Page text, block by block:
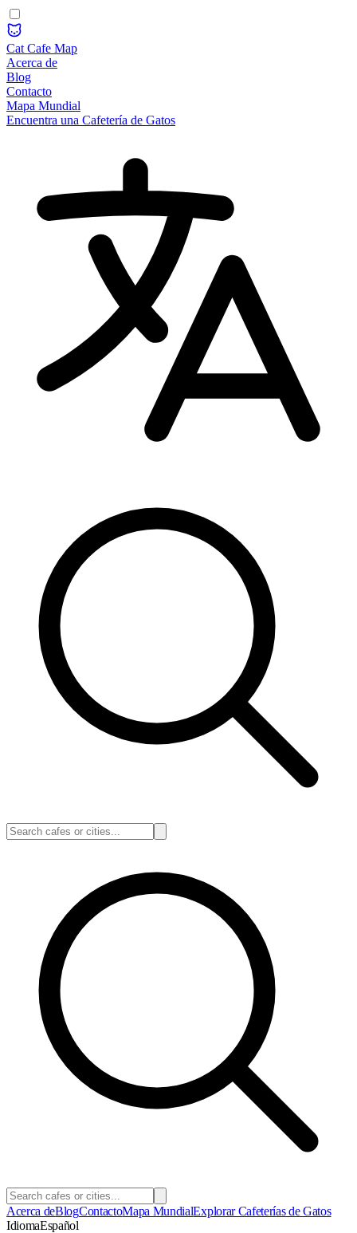
Cat Cafe Map
Acerca de
Blog
Contacto
Mapa Mundial
Encuentra una Cafetería de Gatos
Acerca deBlogContactoMapa MundialExplorar Cafeterías de Gatos
IdiomaEspañol